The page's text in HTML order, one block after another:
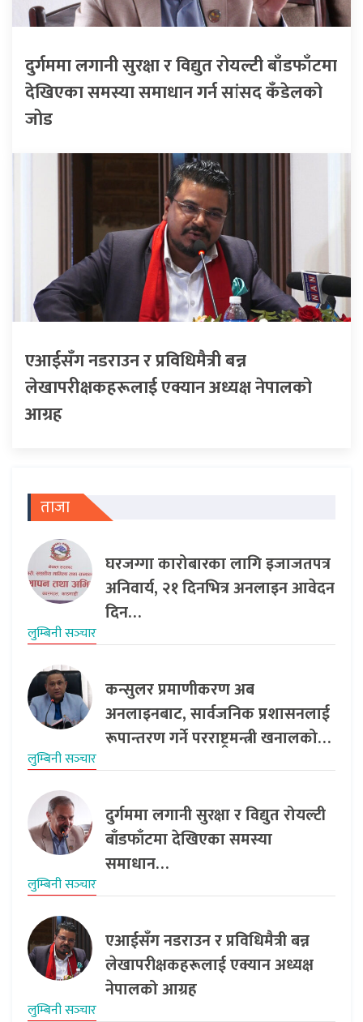
दुर्गममा लगानी सुरक्षा र विद्युत रोयल्टी बाँडफाँटमा
देखिएका समस्या समाधान गर्न सांसद कँडेलको
जोड
एआईसँग नडराउन र प्रविधिमैत्री बन्न
लेखापरीक्षकहरूलाई एक्यान अध्यक्ष नेपालको
आग्रह
ताजा
घरजग्गा कारोबारका लागि इजाजतपत्र
अनिवार्य, २१ दिनभित्र अनलाइन आवेदन
दिन…
लुम्बिनी सञ्‍चार
कन्सुलर प्रमाणीकरण अब
अनलाइनबाट, सार्वजनिक प्रशासनलाई
रूपान्तरण गर्ने परराष्ट्रमन्त्री खनालको…
लुम्बिनी सञ्‍चार
दुर्गममा लगानी सुरक्षा र विद्युत रोयल्टी
बाँडफाँटमा देखिएका समस्या
समाधान…
लुम्बिनी सञ्‍चार
एआईसँग नडराउन र प्रविधिमैत्री बन्न
लेखापरीक्षकहरूलाई एक्यान अध्यक्ष
नेपालको आग्रह
लुम्बिनी सञ्‍चार